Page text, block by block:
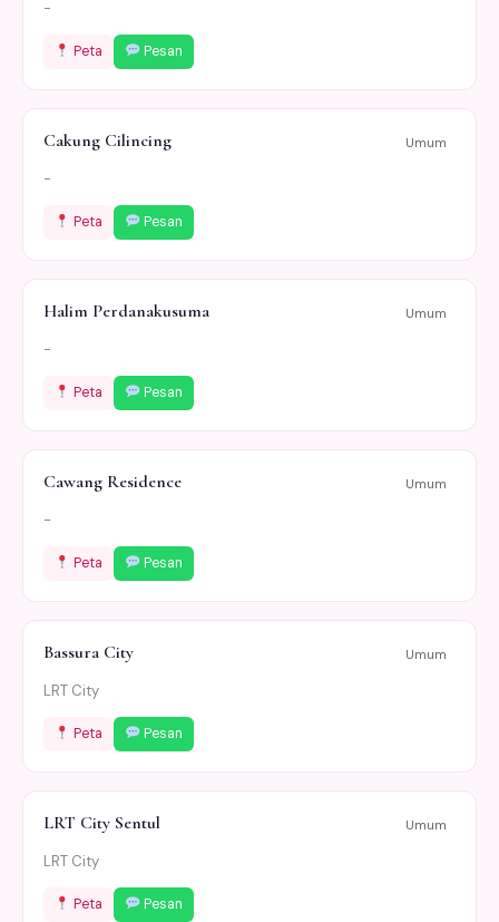
-
Peta Pesan
Cakung Cilincing Umum
-
Peta Pesan
Halim Perdanakusuma Umum
-
Peta Pesan
Cawang Residence Umum
-
Peta Pesan
Bassura City Umum
LRT City
Peta Pesan
LRT City Sentul Umum
LRT City
Peta Pesan